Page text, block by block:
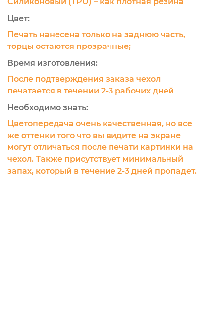
Цвет:
Печать нанесена только на заднюю часть,
торцы остаются прозрачные;
Время изготовления:
После подтверждения заказа чехол
печатается в течении 2-3 рабочих дней
Необходимо знать:
Цветопередача очень качественная, но все
же оттенки того что вы видите на экране
могут отличаться после печати картинки на
чехол. Также присутствует минимальный
запах, который в течение 2-3 дней пропадет.